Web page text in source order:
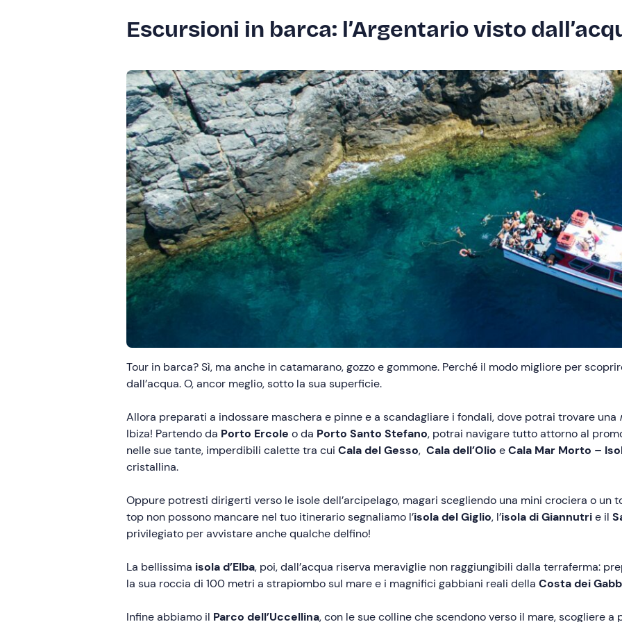
Escursioni in barca: l’Argentario visto
Tour in barca? Sì, ma anche in catamarano, gozzo e gommone. Perché il modo migliore per
dall’acqua. O, ancor meglio, sotto la sua superficie.
Allora preparati a indossare maschera e pinne e a scandagliare i fondali, dove potrai trovare una
Ibiza! Partendo da Porto Ercole o da Porto Santo Stefano, potrai navigare tutto attorno al
nelle sue tante, imperdibili calette tra cui Cala del Gesso, Cala dell’Olio eCala Mar Morto –
cristallina.
Oppure potresti dirigerti verso le isole dell’arcipelago, magari scegliendo una mini crociera o un
top non possono mancare nel tuo itinerario segnaliamo l’isola del Giglio, l’isola di Giannutrie il
privilegiato per avvistare anche qualche delfino!
La bellissima isola d’Elba, poi, dall’acqua riserva meraviglie non raggiungibili dalla terraferma:
la sua roccia di 100 metri a strapiombo sul mare e i magnifici gabbiani reali della Costa dei
Infine abbiamo il Parco dell’Uccellina, con le sue colline che scendono verso il mare, scogliere